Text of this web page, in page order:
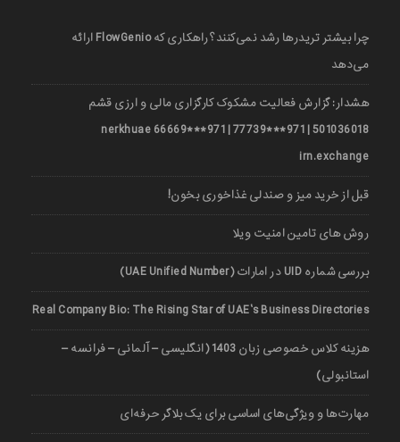
چرا بیشتر تریدرها رشد نمی‌کنند؟ راهکاری که FlowGenio ارائه
می‌دهد
هشدار: گزارش فعالیت مشکوک کارگزاری مالی و ارزی قشم
501036018 | 971***77739 | 971***66669 nerkhuae
irn.exchange
قبل از خرید میز و صندلی غذاخوری بخون!
روش های تامین امنیت ویلا
بررسی شماره UID در امارات (UAE Unified Number)
Real Company Bio: The Rising Star of UAE’s Business Directories
هزینه کلاس خصوصی زبان 1403 (انگلیسی – آلمانی – فرانسه –
استانبولی)
مهارت‌ها و ویژگی‌های اساسی برای یک بلاگر حرفه‌ای